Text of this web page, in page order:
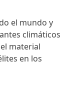
el mundo y
climáticos
material
en los